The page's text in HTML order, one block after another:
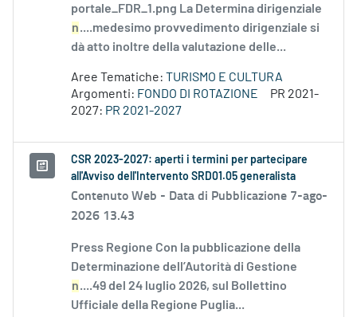
portale_FDR_1.png La Determina dirigenziale
n....medesimo provvedimento dirigenziale si
dà atto inoltre della valutazione delle...
Aree Tematiche: TURISMO E CULTURA
Argomenti: FONDO DI ROTAZIONE
PR 2021-
2027: PR 2021-2027
CSR 2023-2027: aperti i termini per partecipare
all'Avviso dell'Intervento SRD01.05 generalista
Contenuto Web - Data di Pubblicazione 7-ago-
2026 13.43
Press Regione Con la pubblicazione della
Determinazione dell’Autorità di Gestione
n....49 del 24 luglio 2026, sul Bollettino
Ufficiale della Regione Puglia...